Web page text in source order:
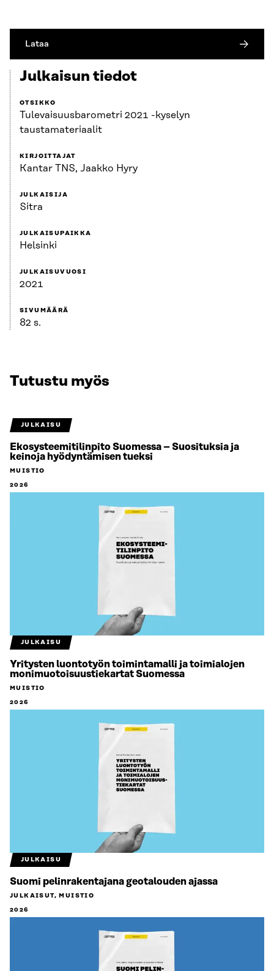
Lataa
Julkaisun tiedot
OTSIKKO
Tulevaisuusbarometri 2021 -kyselyn
taustamateriaalit
KIRJOITTAJAT
Kantar TNS, Jaakko Hyry
JULKAISIJA
Sitra
JULKAISUPAIKKA
Helsinki
JULKAISUVUOSI
2021
SIVUMÄÄRÄ
82 s.
Tutustu myös
JULKAISU
Ekosysteemitilinpito Suomessa – Suosituksia ja
keinoja hyödyntämisen tueksi
MUISTIO
2026
JULKAISU
Yritysten luontotyön toimintamalli ja toimialojen
monimuotoisuustiekartat Suomessa
MUISTIO
2026
JULKAISU
Suomi pelinrakentajana geotalouden ajassa
JULKAISUT, MUISTIO
2026